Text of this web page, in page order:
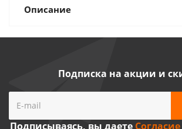
Описание
Подписка на акции и
Подписываясь, вы даете